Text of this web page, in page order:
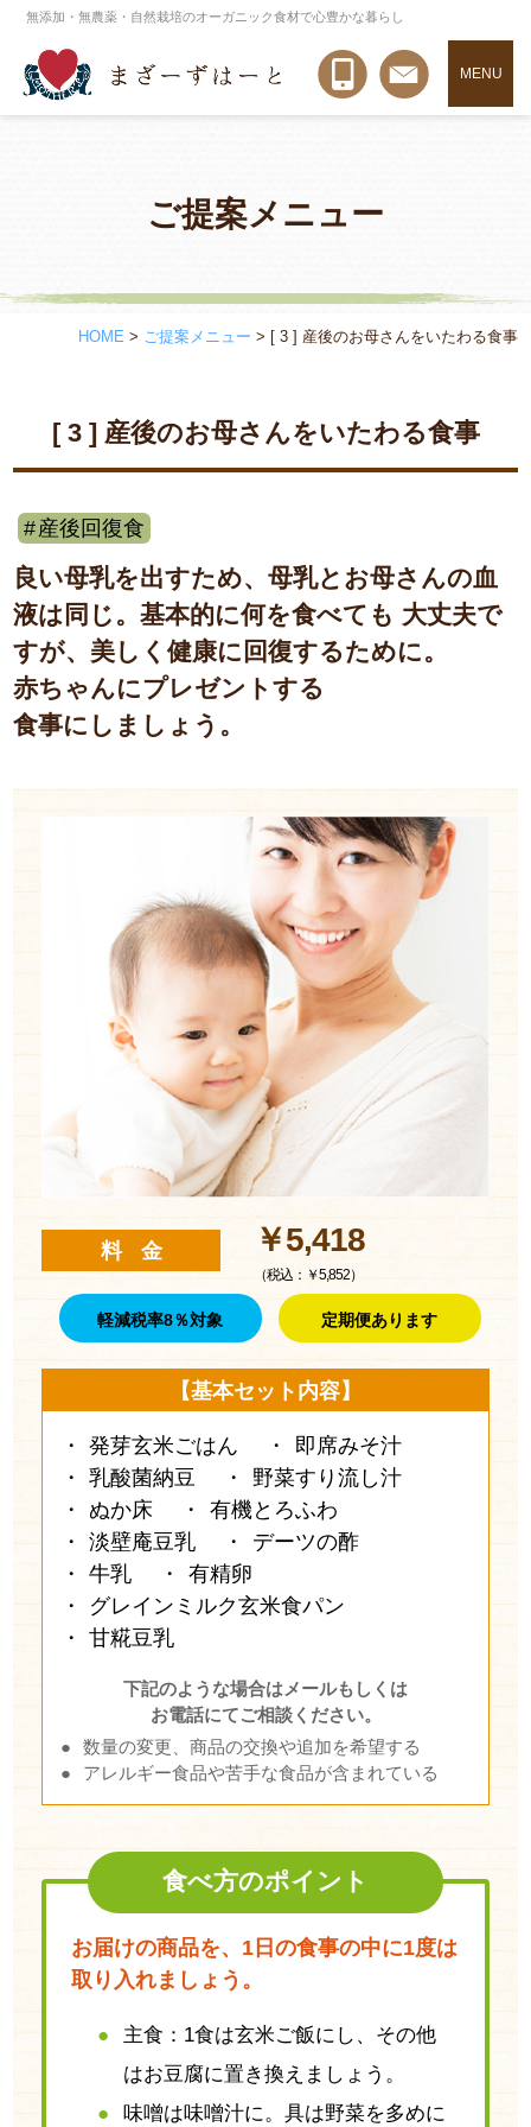
無添加・無農薬・自然栽培のオーガニック食材で心豊かな暮らし
MENU
ご提案メニュー
HOME > ご提案メニュー > [ 3 ] 産後のお母さんをいたわる食事
[ 3 ] 産後のお母さんをいたわる食事
産後回復食
良い母乳を出すため、母乳とお母さんの血
液は同じ。基本的に何を食べても 大丈夫で
すが、美しく健康に回復するために。
赤ちゃんにプレゼントする
食事にしましょう。
料 金 ￥5,418
（税込：￥5,852）
軽減税率8％対象 定期便あります
【基本セット内容】
発芽玄米ごはん
即席みそ汁
乳酸菌納豆
野菜すり流し汁
ぬか床
有機とろふわ
淡壁庵豆乳
デーツの酢
牛乳
有精卵
グレインミルク玄米食パン
甘糀豆乳
下記のような場合はメールもしくは
お電話にてご相談ください。
数量の変更、商品の交換や追加を希望する
アレルギー食品や苦手な食品が含まれている
食べ方のポイント
お届けの商品を、1日の食事の中に1度は
取り入れましょう。
主食：1食は玄米ご飯にし、その他
はお豆腐に置き換えましょう。
味噌は味噌汁に。具は野菜を多めに